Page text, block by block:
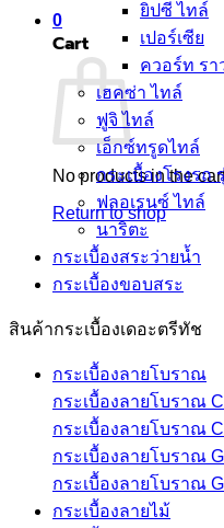
0
Cart
No products in the
Return to shop
ยิปซี ไทล์
เปอร์เซีย
ควอร์ท รา
เฮคซ่า ไทล์
ฟูจิ ไทล์
เอ็กซ์ทรูดไทล์
กระเบื้องโรงรถ
ฟลอเรนซ์ ไทล์
นาริตะ
กระเบื้องสระว่ายนํ้า
กระเบื้องขอบสระ
สินค้ากระเบื้องเดอะตรีทัช
กระเบื้องลายโบราณ
กระเบื้องลายโบราณ
กระเบื้องลายโบราณ
กระเบื้องลายโบราณ
กระเบื้องลายโบราณ
กระเบื้องลายไม้